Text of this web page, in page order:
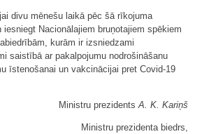
divu mēnešu laikā pēc šā rīkojuma
Nacionālajiem bruņotajiem spēkiem
kurām ir izsniedzami
saistībā ar pakalpojumu nodrošināšanu
īstenošanai un vakcinācijai pret Covid-19
Ministru prezidentsA. K. Kariņš
Ministru prezidenta biedrs,